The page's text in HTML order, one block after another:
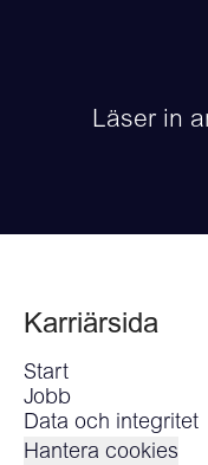
Läser in
Karriärsida
Start
Jobb
Data och integritet
Hantera cookies